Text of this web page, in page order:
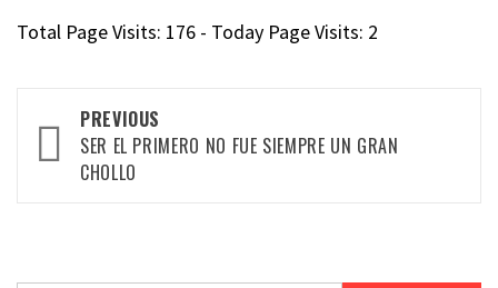
Total Page Visits: 176 - Today Page Visits: 2
Post
navigation
PREVIOUS
SER EL PRIMERO NO FUE SIEMPRE UN GRAN
CHOLLO